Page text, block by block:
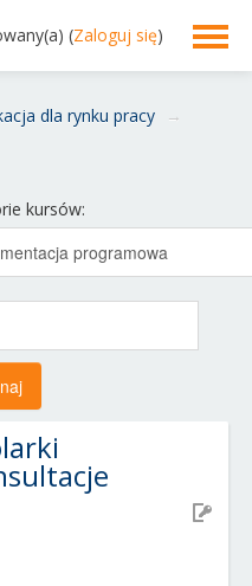
(Zaloguj się)
dla rynku pracy
→
kursów: